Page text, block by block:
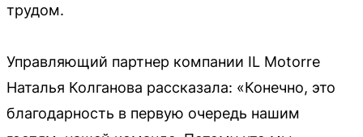
трудом.
Управляющий партнер компании IL Motorre
Наталья Колганова рассказала: «Конечно, это
благодарность в первую очередь нашим